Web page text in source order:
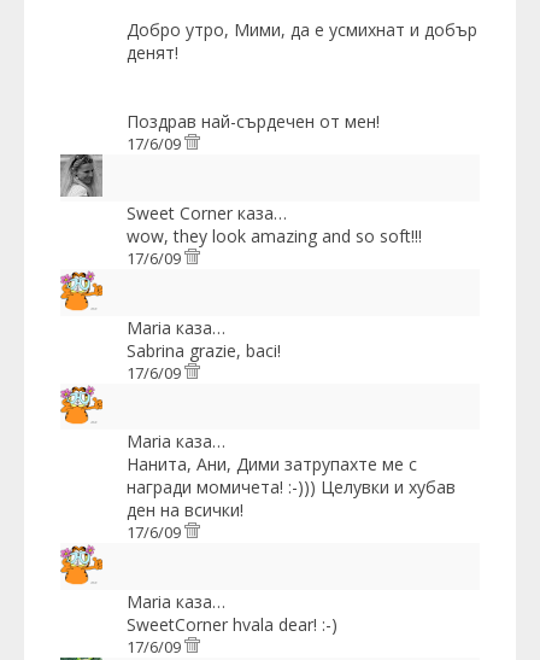
Добро утро, Мими, да е усмихнат и добър
денят!
Поздрав най-сърдечен от мен!
17/6/09
Sweet Corner каза…
wow, they look amazing and so soft!!!
17/6/09
Maria каза…
Sabrina grazie, baci!
17/6/09
Maria каза…
Нанита, Ани, Дими затрупахте ме с
награди момичета! :-))) Целувки и хубав
ден на всички!
17/6/09
Maria каза…
SweetCorner hvala dear! :-)
17/6/09